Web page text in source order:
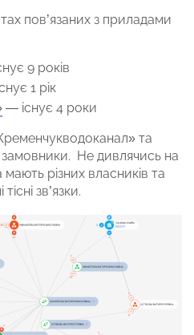
пов’язаних з приладами
9 років
1 рік
— існує 4 роки
та
Не дивлячись на
різних власників та
зв’язки.